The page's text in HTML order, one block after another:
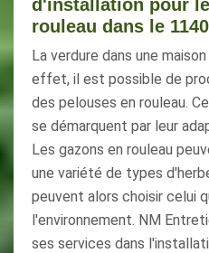
d'installation pour
rouleau dans le
La verdure dans une
effet, il est possible de
des pelouses en rouleau.
se démarquent par leur
Les gazons en rouleau
une variété de types
peuvent alors choisir celui
l'environnement. NM
ses services dans